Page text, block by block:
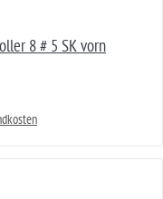
8 # 5 SK vorn